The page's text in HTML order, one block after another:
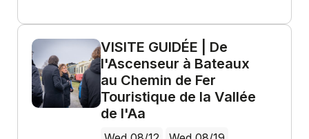
VISITE GUIDÉE | De
l'Ascenseur à Bateaux
au Chemin de Fer
Touristique de la Vallée
de l'Aa